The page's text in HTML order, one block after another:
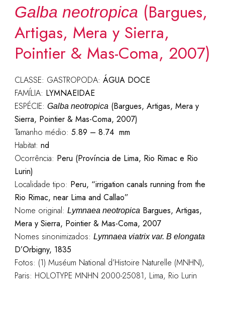
Galba neotropica (Bargues,
Artigas, Mera y Sierra,
Pointier & Mas-Coma, 2007)
CLASSE: GASTROPODA: ÁGUA DOCE
FAMÍLIA: LYMNAEIDAE
ESPÉCIE: Galba neotropica(Bargues, Artigas, Mera y
Sierra, Pointier & Mas-Coma, 2007)
Tamanho médio: 5.89 – 8.74 mm
Habitat: nd
Ocorrência: Peru (Província de Lima, Rio Rimac e Rio
Lurin)
Localidade tipo: Peru, “irrigation canals running from the
Rio Rimac, near Lima and Callao”
Nome original: Lymnaea neotropicaBargues, Artigas,
Mera y Sierra, Pointier & Mas-Coma, 2007
Nomes sinonimizados: Lymnaea viatrix var. B elongata
D’Orbigny, 1835
Fotos: (1) Muséum National d’Histoire Naturelle (MNHN),
Paris: HOLOTYPE MNHN 2000-25081, Lima, Rio Lurin